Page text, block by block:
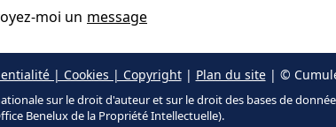
moi un message
| Cookies | Copyright| Plan du site| ©
sur le droit d'auteur et sur le droit des bases de
Benelux de la Propriété Intellectuelle).